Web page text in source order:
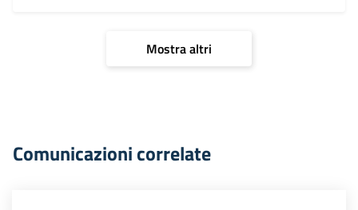
Mostra altri
Comunicazioni correlate